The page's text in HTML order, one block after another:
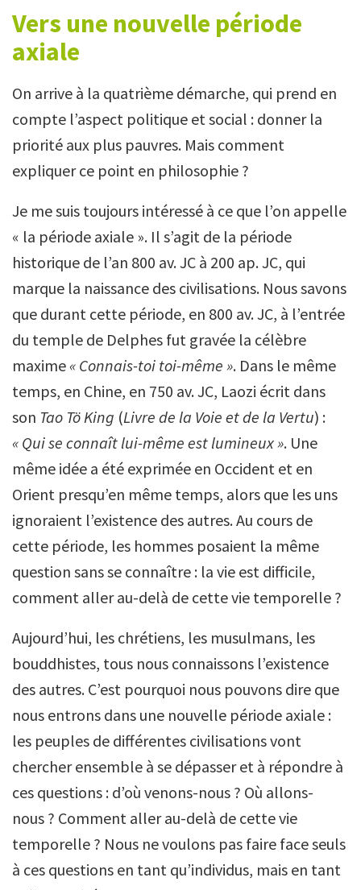
Vers une nouvelle période
axiale
On arrive à la quatrième démarche, qui prend en
compte l’aspect politique et social : donner la
priorité aux plus pauvres. Mais comment
expliquer ce point en philosophie ?
Je me suis toujours intéressé à ce que l’on appelle
« la période axiale ». Il s’agit de la période
historique de l’an 800 av. JC à 200 ap. JC, qui
marque la naissance des civilisations. Nous savons
que durant cette période, en 800 av. JC, à l’entrée
du temple de Delphes fut gravée la célèbre
maxime « Connais-toi toi-même ». Dans le même
temps, en Chine, en 750 av. JC, Laozi écrit dans
son Tao Tö King (Livre de la Voie et de la Vertu) :
« Qui se connaît lui-même est lumineux ». Une
même idée a été exprimée en Occident et en
Orient presqu’en même temps, alors que les uns
ignoraient l’existence des autres. Au cours de
cette période, les hommes posaient la même
question sans se connaître : la vie est difficile,
comment aller au-delà de cette vie temporelle ?
Aujourd’hui, les chrétiens, les musulmans, les
bouddhistes, tous nous connaissons l’existence
des autres. C’est pourquoi nous pouvons dire que
nous entrons dans une nouvelle période axiale :
les peuples de différentes civilisations vont
chercher ensemble à se dépasser et à répondre à
ces questions : d’où venons-nous ? Où allons-
nous ? Comment aller au-delà de cette vie
temporelle ? Nous ne voulons pas faire face seuls
à ces questions en tant qu’individus, mais en tant